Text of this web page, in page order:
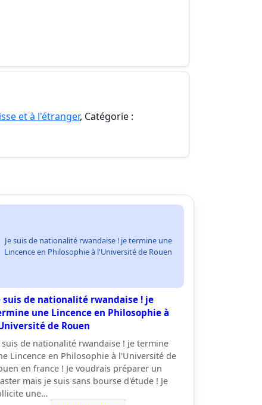
et à l'étranger, Catégorie :
Je suis de nationalité rwandaise ! je termine une
Lincence en Philosophie à l'Université de Rouen
suis de nationalité rwandaise ! je
une Lincence en Philosophie à
de Rouen
suis de nationalité rwandaise ! je termine
Lincence en Philosophie à l'Université de
en france ! Je voudrais préparer un
mais je suis sans bourse d'étude ! Je
une…